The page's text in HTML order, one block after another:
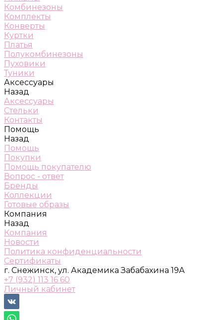
Комбинезоны
Комплекты
Конверты
Куртки
Платья
Полукомбинезоны
Пуховики
Туники
Аксессуары
Назад
Аксессуары
Стельки
Контакты
Помощь
Назад
Помощь
Покупки
Помощь покупателю
Вопрос - ответ
Бренды
Коллекции
Готовые образы
Компания
Назад
Компания
Новости
Политика конфиденциальности
Сертификаты
г. Снежинск, ул. Академика Забабахина 19А
+7 (932) 113 16 60
Личный кабинет